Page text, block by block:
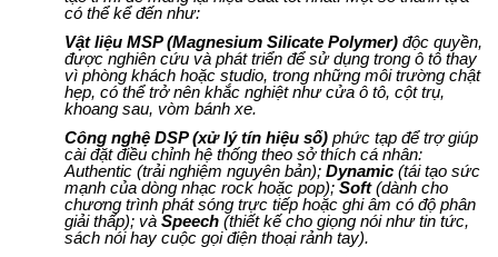
có thể kể đến như:
Vật liệu MSP (Magnesium Silicate Polymer) độc quyền,
được nghiên cứu và phát triển để sử dụng trong ô tô thay
vì phòng khách hoặc studio, trong những môi trường chật
hẹp, có thể trở nên khắc nghiệt như cửa ô tô, cột trụ,
khoang sau, vòm bánh xe.
Công nghệ DSP (xử lý tín hiệu số) phức tạp để trợ giúp
cài đặt điều chỉnh hệ thống theo sở thích cá nhân:
Authentic (trải nghiệm nguyên bản); Dynamic (tái tạo sức
mạnh của dòng nhạc rock hoặc pop); Soft(dành cho
chương trình phát sóng trực tiếp hoặc ghi âm có độ phân
giải thấp); và Speech (thiết kế cho giọng nói như tin tức,
sách nói hay cuộc gọi điện thoại rảnh tay).